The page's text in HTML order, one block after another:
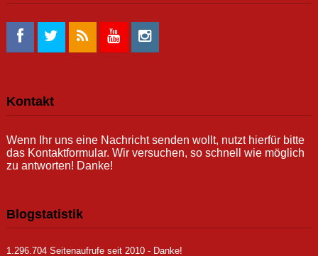
Kontakt
Wenn Ihr uns eine Nachricht senden wollt, nutzt hierfür bitte
das Kontaktformular. Wir versuchen, so schnell wie möglich
zu antworten! Danke!
Blogstatistik
1.296.704 Seitenaufrufe seit 2010 - Danke!